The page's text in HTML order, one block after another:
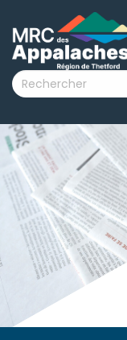
submenu (La MRC
submenu
submenu
submenu
submenu